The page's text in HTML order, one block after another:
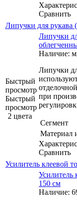
Сравнить
Липучки для рукава
Быстрый
просмотр
Быстрый
просмотр
2 цвета
Липучки
Наличие:
Липучки
при
Сегмент
Материал
Сравнить
Усилитель клеевой
Усилитель
150 см
Наличие: